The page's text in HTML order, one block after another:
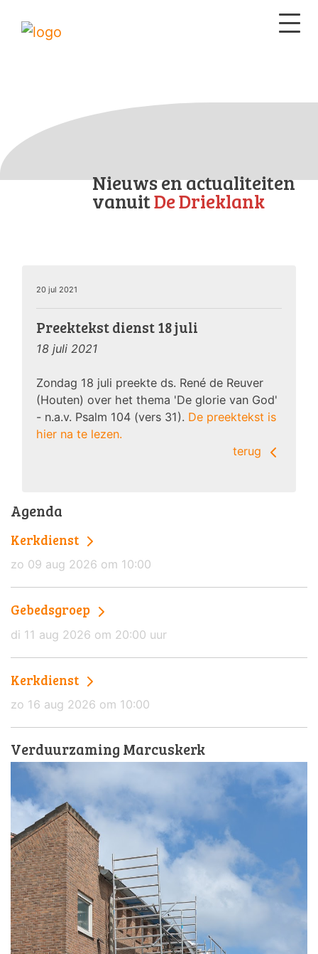
Nieuws en actualiteiten
vanuitDe Drieklank
20 jul 2021
Preektekst dienst 18 juli
18 juli 2021
Zondag 18 juli preekte ds. René de Reuver
(Houten) over het thema 'De glorie van God'
- n.a.v. Psalm 104 (vers 31). De preektekst is
hier na te lezen.
terug
Agenda
Kerkdienst
zo 09 aug 2026 om 10:00
Gebedsgroep
di 11 aug 2026 om 20:00 uur
Kerkdienst
zo 16 aug 2026 om 10:00
Verduurzaming Marcuskerk